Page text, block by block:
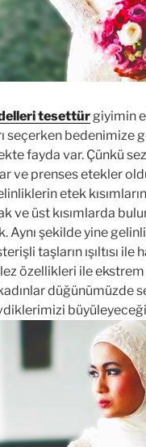
tesettür giyimin
seçerken
fayda var. Çünkü
ve prenses etekler
etek
ve üst kısımlarda
Aynı şekilde yine
taşların ışıltısı ile
özellikleri ile ekstrem
düğünümüzde